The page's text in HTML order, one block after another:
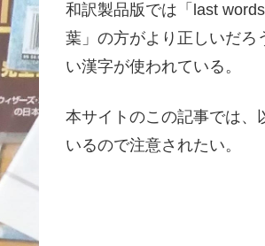
和訳製品版では「last
葉」の方がより正しいだろ
い漢字が使われている。
本サイトのこの記事では、
いるので注意されたい。